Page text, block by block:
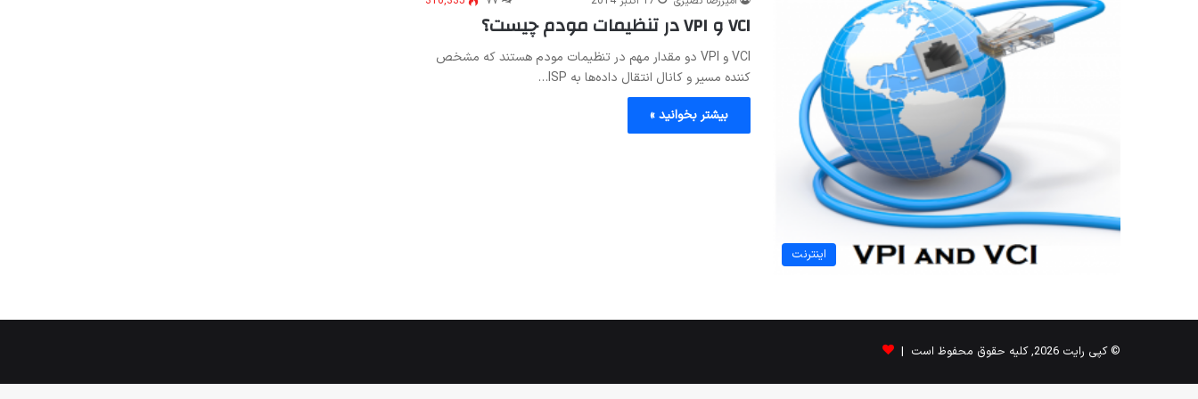
اینترنت
VCI و VPI در تنظیمات مودم چیست؟
VCI و VPI دو مقدار مهم در تنظیمات مودم هستند که مشخص
کننده مسیر و کانال انتقال داده‌ها به ISP…
بیشتر بخوانید »
© کپی رایت 2026, کلیه حقوق محفوظ است |